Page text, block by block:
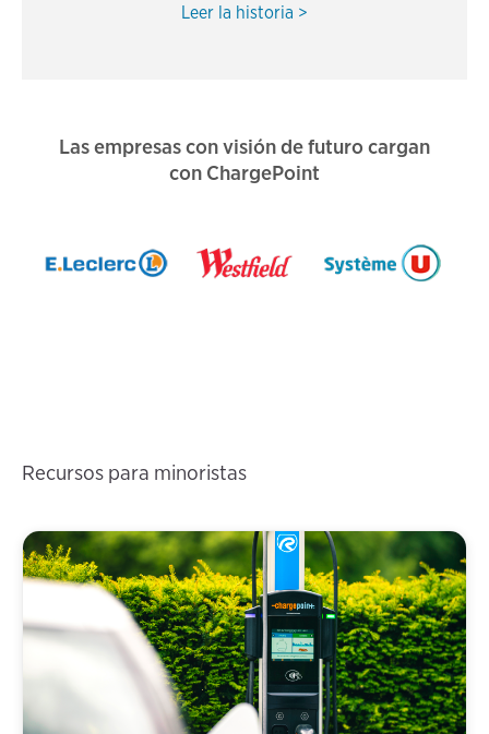
Leer la historia >
Las empresas con visión de futuro cargan
con ChargePoint
Recursos para minoristas